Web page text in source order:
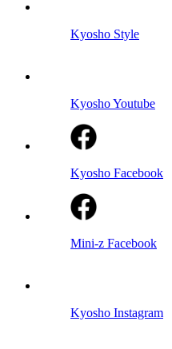
Kyosho Style
Kyosho Youtube
Kyosho Facebook
Mini-z Facebook
Kyosho Instagram